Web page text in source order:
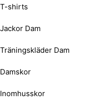
T-shirts
Jackor Dam
Träningskläder Dam
Damskor
Inomhusskor